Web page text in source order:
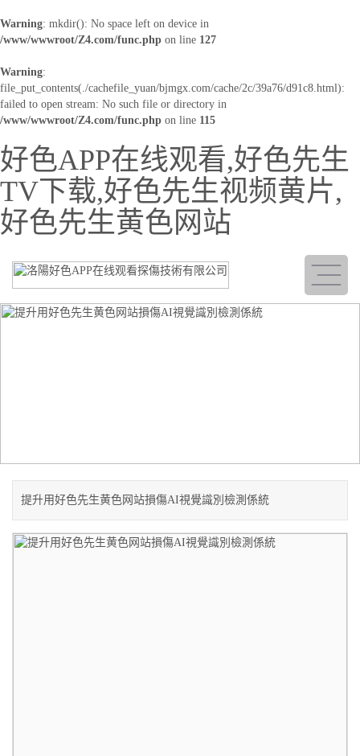
Warning: mkdir(): No space left on device in
/www/wwwroot/Z4.com/func.php on line 127
Warning:
file_put_contents(./cachefile_yuan/bjmgx.com/cache/2c/39a76/d91c8.html):
failed to open stream: No such file or directory in
/www/wwwroot/Z4.com/func.php on line 115
好色APP在线观看,好色先生
TV下载,好色先生视频黄片,
好色先生黄色网站
提升用好色先生黄色网站損傷AI視覺識別檢測係統